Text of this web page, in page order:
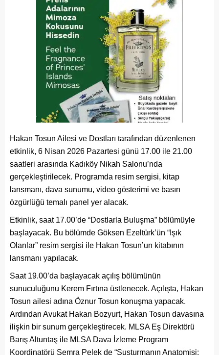
Hakan Tosun Ailesi ve Dostları tarafından düzenlenen
etkinlik, 6 Nisan 2026 Pazartesi günü 17.00 ile 21.00
saatleri arasında Kadıköy Nikah Salonu’nda
gerçekleştirilecek. Programda resim sergisi, kitap
lansmanı, dava sunumu, video gösterimi ve basın
özgürlüğü temalı panel yer alacak.
Etkinlik, saat 17.00’de “Dostlarla Buluşma” bölümüyle
başlayacak. Bu bölümde Göksen Ezeltürk’ün “Işık
Olanlar” resim sergisi ile Hakan Tosun’un kitabının
lansmanı yapılacak.
Saat 19.00’da başlayacak açılış bölümünün
sunuculuğunu Kerem Fırtına üstlenecek. Açılışta, Hakan
Tosun ailesi adına Öznur Tosun konuşma yapacak.
Ardından Avukat Hakan Bozyurt, Hakan Tosun davasına
ilişkin bir sunum gerçekleştirecek. MLSA Eş Direktörü
Barış Altuntaş ile MLSA Dava İzleme Program
Koordinatörü Semra Pelek de “Susturmanın Anatomisi: